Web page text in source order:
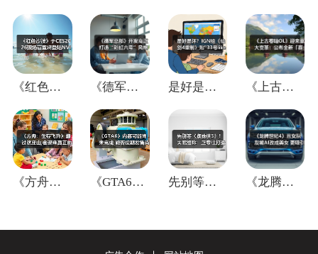
《红色沙漠》于CES2026现场官宣将登 《德军总部》开发商正打造“彩虹六号”风格 是好是坏？IGN给《仙剑4重制》贴"33 《上古卷轴OL》迎来重大变革：公布全新「
《方舟：生存飞升》翻过这座山,会迎来真正 《GTA6》内容可能尚未完成 能否按期发 先别等《蜘蛛侠3》！失眠组称：正专注打造 《龙腾世纪4》丑女队友被AI改成美女 更